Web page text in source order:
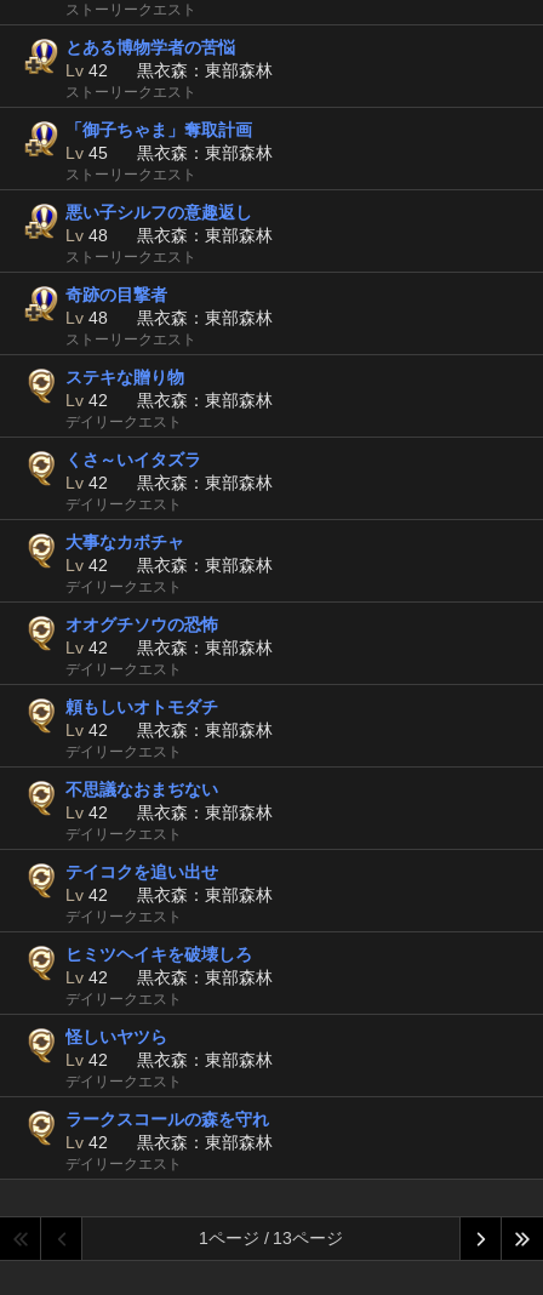
ストーリークエスト
とある博物学者の苦悩
Lv 42 黒衣森：東部森林
ストーリークエスト
「御子ちゃま」奪取計画
Lv 45 黒衣森：東部森林
ストーリークエスト
悪い子シルフの意趣返し
Lv 48 黒衣森：東部森林
ストーリークエスト
奇跡の目撃者
Lv 48 黒衣森：東部森林
ストーリークエスト
ステキな贈り物
Lv 42 黒衣森：東部森林
デイリークエスト
くさ～いイタズラ
Lv 42 黒衣森：東部森林
デイリークエスト
大事なカボチャ
Lv 42 黒衣森：東部森林
デイリークエスト
オオグチソウの恐怖
Lv 42 黒衣森：東部森林
デイリークエスト
頼もしいオトモダチ
Lv 42 黒衣森：東部森林
デイリークエスト
不思議なおまぢない
Lv 42 黒衣森：東部森林
デイリークエスト
テイコクを追い出せ
Lv 42 黒衣森：東部森林
デイリークエスト
ヒミツヘイキを破壊しろ
Lv 42 黒衣森：東部森林
デイリークエスト
怪しいヤツら
Lv 42 黒衣森：東部森林
デイリークエスト
ラークスコールの森を守れ
Lv 42 黒衣森：東部森林
デイリークエスト
1ページ / 13ページ